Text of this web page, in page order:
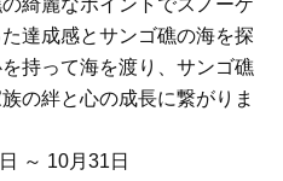
綺麗なポイントでスノーケ
達成感とサンゴ礁の海を探
持って海を渡り、サンゴ礁
の絆と心の成長に繋がりま
～ 10月31日